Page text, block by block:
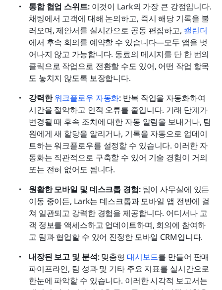
통합 협업 스위트: 이것이 Lark의 가장 큰 강점입니다.
채팅에서 고객에 대해 논의하고, 즉시 해당 기록을 불
러오며, 제안서를 실시간으로 공동 편집하고, 캘린더
에서 후속 회의를 예약할 수 있습니다—모두 앱을 벗
어나지 않고 가능합니다. 동료의 메시지를 단 한 번의
클릭으로 작업으로 전환할 수도 있어, 어떤 작업 항목
도 놓치지 않도록 보장합니다.
강력한 워크플로우 자동화: 반복 작업을 자동화하여
시간을 절약하고 인적 오류를 줄입니다. 거래 단계가
변경될 때 후속 조치에 대한 자동 알림을 보내거나, 팀
원에게 새 할당을 알리거나, 기록을 자동으로 업데이
트하는 워크플로우를 설정할 수 있습니다. 이러한 자
동화는 직관적으로 구축할 수 있어 기술 경험이 거의
또는 전혀 없어도 됩니다.
원활한 모바일 및 데스크톱 경험: 팀이 사무실에 있든
이동 중이든, Lark는 데스크톱과 모바일 앱 전반에 걸
쳐 일관되고 강력한 경험을 제공합니다. 어디서나 고
객 정보를 액세스하고 업데이트하며, 회의에 참여하
고 팀과 협업할 수 있어 진정한 모바일 CRM입니다.
내장된 보고 및 분석: 맞춤형 대시보드를 만들어 판매
파이프라인, 팀 성과 및 기타 주요 지표를 실시간으로
한눈에 파악할 수 있습니다. 이러한 시각적 보고서는